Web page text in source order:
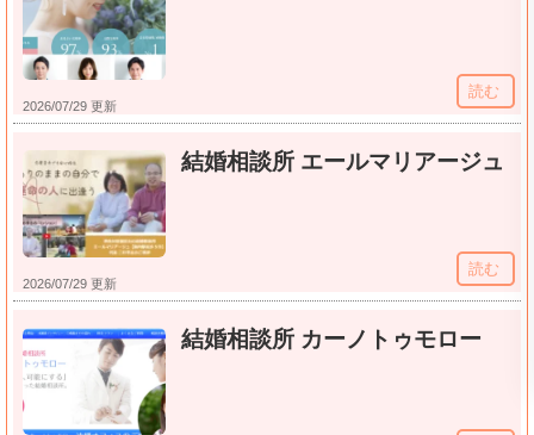
2026/07/29 更新
読む
2026/07/29 更新
結婚相談所 エールマリアージュ
読む
結婚相談所 カーノトゥモロー